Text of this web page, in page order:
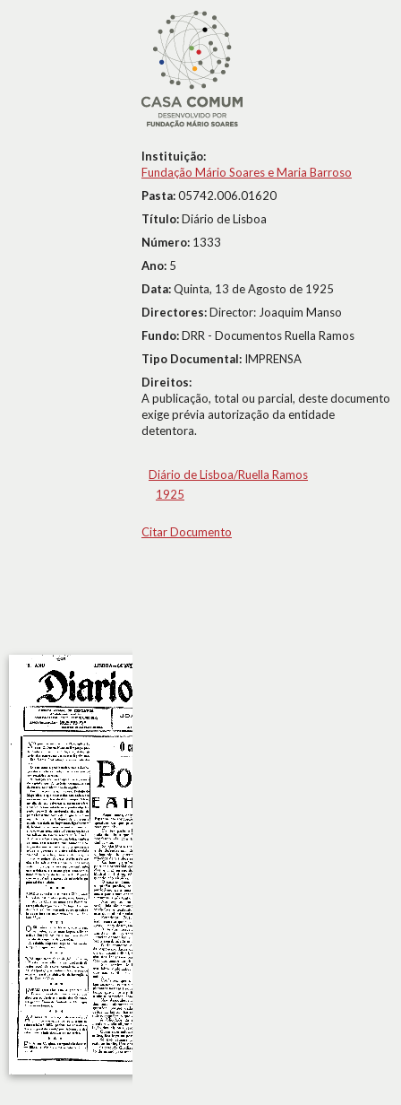
Instituição:
Fundação Mário Soares e Maria Barroso
Pasta:05742.006.01620
Título:Diário de Lisboa
Número: 1333
Ano: 5
Data:Quinta, 13 de Agosto de 1925
Directores:Director: Joaquim Manso
Fundo:DRR - Documentos Ruella Ramos
Tipo Documental: IMPRENSA
Direitos:
A publicação, total ou parcial, deste documento
exige prévia autorização da entidade
detentora.
Diário de Lisboa/Ruella Ramos
1925
Citar Documento